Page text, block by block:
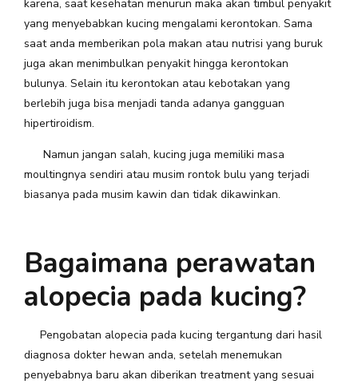
karena, saat kesehatan menurun maka akan timbul penyakit
yang menyebabkan kucing mengalami kerontokan. Sama
saat anda memberikan pola makan atau nutrisi yang buruk
juga akan menimbulkan penyakit hingga kerontokan
bulunya. Selain itu kerontokan atau kebotakan yang
berlebih juga bisa menjadi tanda adanya gangguan
hipertiroidism.
Namun jangan salah, kucing juga memiliki masa
moultingnya sendiri atau musim rontok bulu yang terjadi
biasanya pada musim kawin dan tidak dikawinkan.
Bagaimana perawatan
alopecia pada kucing?
Pengobatan alopecia pada kucing tergantung dari hasil
diagnosa dokter hewan anda, setelah menemukan
penyebabnya baru akan diberikan treatment yang sesuai